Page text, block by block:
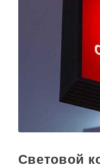
Световой